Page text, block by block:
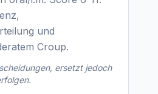
und
Croup.
ersetzt jedoch